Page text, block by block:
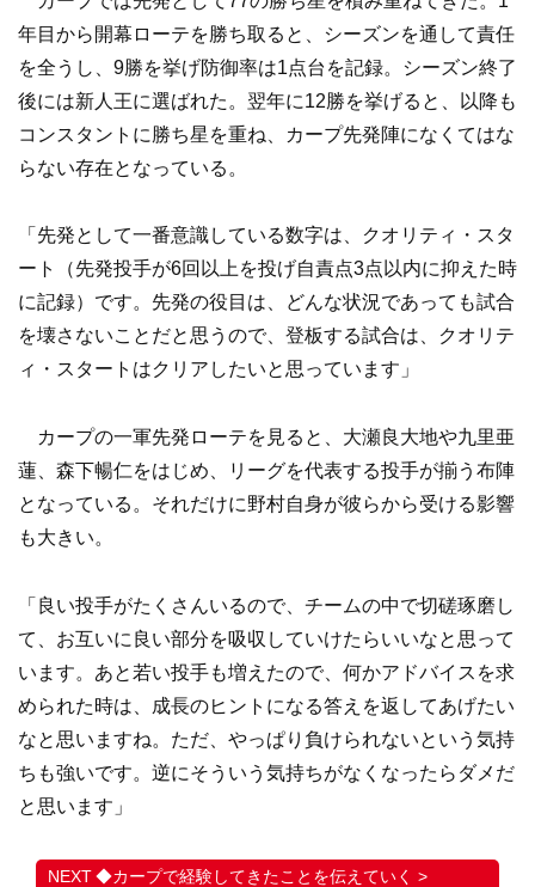
年目から開幕ローテを勝ち取ると、シーズンを通して責任
を全うし、9勝を挙げ防御率は1点台を記録。シーズン終了
後には新人王に選ばれた。翌年に12勝を挙げると、以降も
コンスタントに勝ち星を重ね、カープ先発陣になくてはな
らない存在となっている。
「先発として一番意識している数字は、クオリティ・スタ
ート（先発投手が6回以上を投げ自責点3点以内に抑えた時
に記録）です。先発の役目は、どんな状況であっても試合
を壊さないことだと思うので、登板する試合は、クオリテ
ィ・スタートはクリアしたいと思っています」
カープの一軍先発ローテを見ると、大瀬良大地や九里亜
蓮、森下暢仁をはじめ、リーグを代表する投手が揃う布陣
となっている。それだけに野村自身が彼らから受ける影響
も大きい。
「良い投手がたくさんいるので、チームの中で切磋琢磨し
て、お互いに良い部分を吸収していけたらいいなと思って
います。あと若い投手も増えたので、何かアドバイスを求
められた時は、成長のヒントになる答えを返してあげたい
なと思いますね。ただ、やっぱり負けられないという気持
ちも強いです。逆にそういう気持ちがなくなったらダメだ
と思います」
◆カープで経験してきたことを伝えていく >